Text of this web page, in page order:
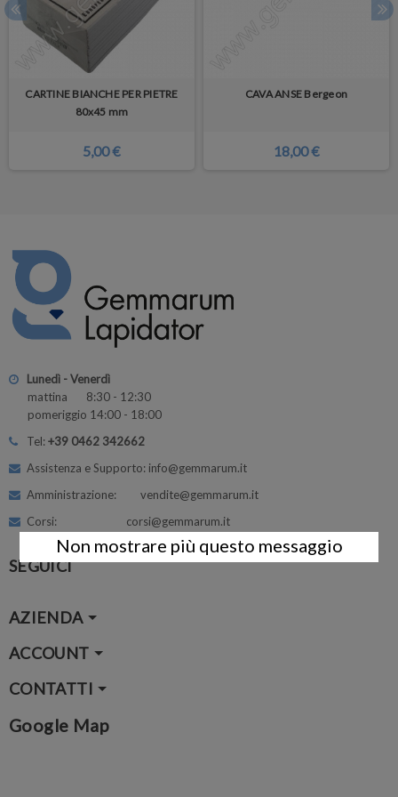
CARTINE BIANCHE PER PIETRE
80x45 mm
5,00 €
CAVA ANSE Bergeon
18,00 €
Lunedì - Venerdì
mattina 8:30 - 12:30
pomeriggio 14:00 - 18:00
Tel:+39 0462 342662
Assistenza e Supporto: info@gemmarum.it
Amministrazione: vendite@gemmarum.it
Corsi: corsi@gemmarum.it
SEGUICI
AZIENDA
ACCOUNT
CONTATTI
Google Map
Non mostrare più questo messaggio